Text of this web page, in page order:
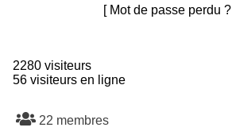
[ Mot de passe perdu ?
2280 visiteurs
56 visiteurs en ligne
22 membres